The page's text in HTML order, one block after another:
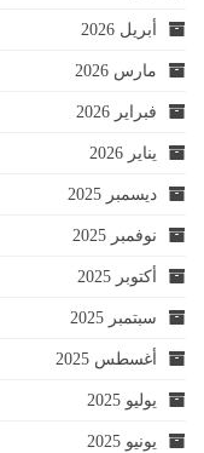
أبريل 2026
مارس 2026
فبراير 2026
يناير 2026
ديسمبر 2025
نوفمبر 2025
أكتوبر 2025
سبتمبر 2025
أغسطس 2025
يوليو 2025
يونيو 2025